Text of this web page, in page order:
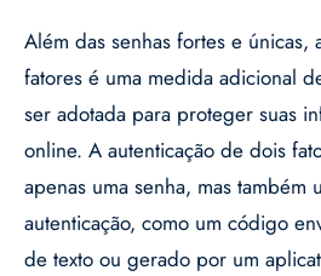
Além das senhas fortes e únicas,
fatores é uma medida adicional
ser adotada para proteger suas
online. A autenticação de dois
apenas uma senha, mas
autenticação, como um código
de texto ou gerado por um